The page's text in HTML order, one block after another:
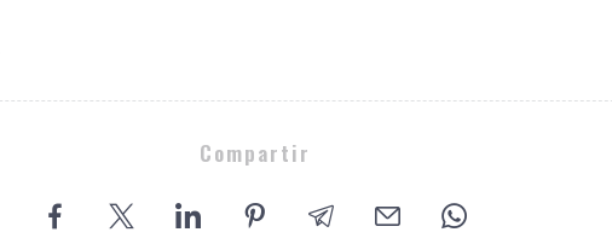
Compartir